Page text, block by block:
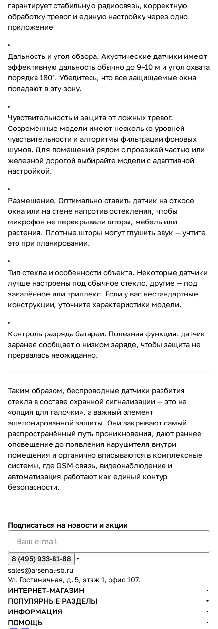
гарантирует стабильную радиосвязь, корректную
обработку тревог и единую настройку через одно
приложение.
Дальность и угол обзора. Акустические датчики имеют
эффективную дальность обычно до 9–10 м и угол охвата
порядка 180°. Убедитесь, что все защищаемые окна
попадают в эту зону.
Чувствительность и защита от ложных тревог.
Современные модели имеют несколько уровней
чувствительности и алгоритмы фильтрации фоновых
шумов. Для помещений рядом с проезжей частью или
железной дорогой выбирайте модели с адаптивной
настройкой.
Размещение. Оптимально ставить датчик на откосе
окна или на стене напротив остекления, чтобы
микрофон не перекрывали шторы, мебель или
растения. Плотные шторы могут глушить звук — учтите
это при планировании.
Тип стекла и особенности объекта. Некоторые датчики
лучше настроены под обычное стекло, другие — под
закалённое или триплекс. Если у вас нестандартные
конструкции, уточните характеристики модели.
Контроль разряда батареи. Полезная функция: датчик
заранее сообщает о низком заряде, чтобы защита не
прервалась неожиданно.
Таким образом, беспроводные датчики разбития
стекла в составе охранной сигнализации — это не
«опция для галочки», а важный элемент
эшелонированной защиты. Они закрывают самый
распространённый путь проникновения, дают раннее
оповещение до появления нарушителя внутри
помещения и органично вписываются в комплексные
системы, где GSM‑связь, видеонаблюдение и
автоматизация работают как единый контур
безопасности.
Подписаться на новости и акции
8 (495) 933-81-88
sales@arsenal-sb.ru
Ул. Гостиничная, д. 5, этаж 1, офис 107.
ИНТЕРНЕТ-МАГАЗИН
ПОПУЛЯРНЫЕ РАЗДЕЛЫ
ИНФОРМАЦИЯ
ПОМОЩЬ